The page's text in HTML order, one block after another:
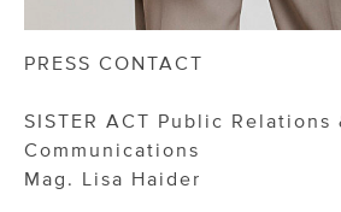
PRESS CONTACT
SISTER ACT Public Relations
Communications
Mag. Lisa Haider